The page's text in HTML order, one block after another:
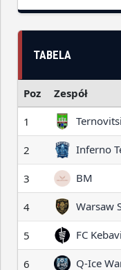
TABELA
Poz Zespół
1
2 Inferno
3 BM
4 Warsaw
5 FC
6 Q-Ice